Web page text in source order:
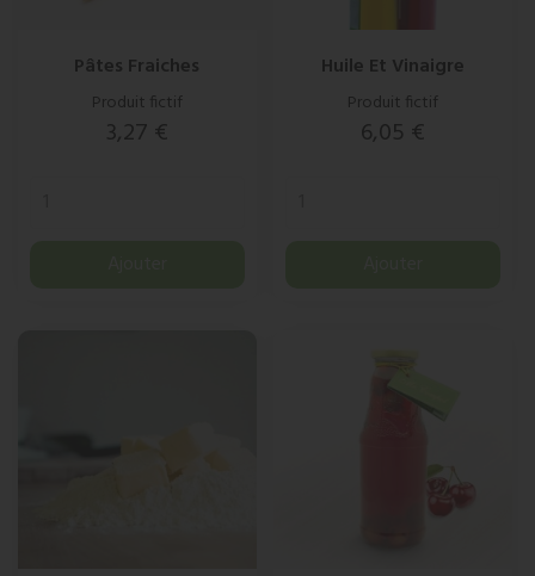
Pâtes Fraiches
Produit fictif
Prix
3,27 €
Huile Et Vinaigre
Produit fictif
Prix
6,05 €